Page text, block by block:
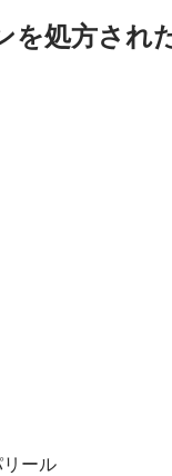
を処方され
ール